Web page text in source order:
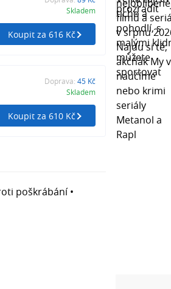
Skladem
Koupit za 616 Kč
Doprava: 45 Kč
Skladem
Koupit za 610 Kč
poškrábání •